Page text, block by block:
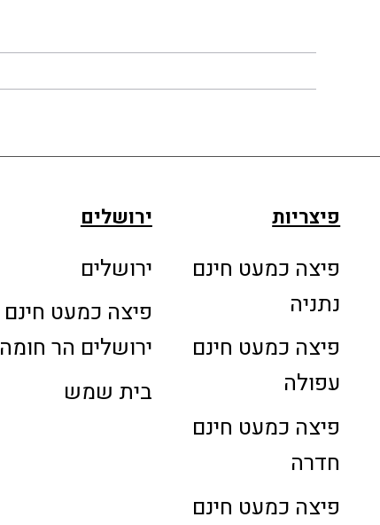
פיצריות
פיצה כמעט חינם
נתניה
פיצה כמעט חינם
עפולה
פיצה כמעט חינם
חדרה
פיצה כמעט חינם
ירושלים
ירושלים
פיצה כמעט חינם
ירושלים הר חומה
בית שמש